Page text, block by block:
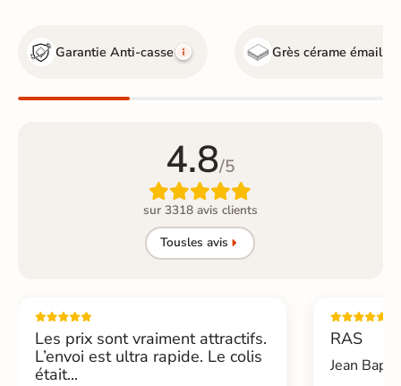
Garantie Anti-casse Grès cérame émaillé
4.8/5

sur 3318 avis clients
Tousles avis
Les prix sont vraiment attractifs.
L’envoi est ultra rapide. Le colis
était...
RAS
Jean